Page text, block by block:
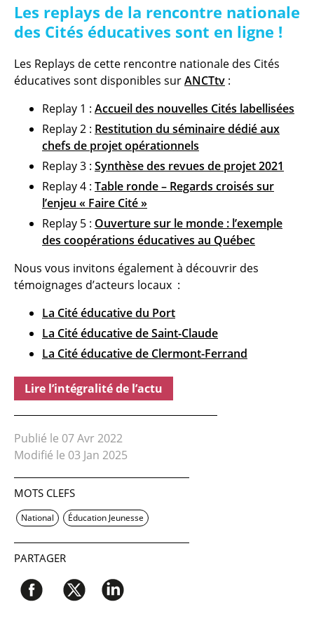
Les replays de la rencontre nationale
des Cités éducatives sont en ligne !
Les Replays de cette rencontre nationale des Cités
éducatives sont disponibles surANCTtv :
Replay 1 : Accueil des nouvelles Cités labellisées
Replay 2 : Restitution du séminaire dédié aux
chefs de projet opérationnels
Replay 3 : Synthèse des revues de projet 2021
Replay 4 : Table ronde – Regards croisés sur
l’enjeu « Faire Cité »
Replay 5 : Ouverture sur le monde : l’exemple
des coopérations éducatives au Québec
Nous vous invitons également à découvrir des
témoignages d’acteurs locaux :
La Cité éducative du Port
La Cité éducative de Saint-Claude
La Cité éducative de Clermont-Ferrand
Lire l’intégralité de l’actu
Publié le 07 Avr 2022
Modifié le 03 Jan 2025
MOTS CLEFS
National Éducation Jeunesse
PARTAGER